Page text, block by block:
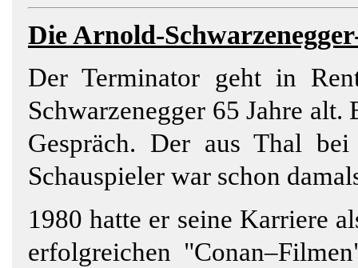
DieArnold-
Der Terminator geht in
Schwarzenegger 65 Jahre
Gespräch. Der aus Thal
Schauspieler war schon
1980 hatte er seine Karriere
erfolgreichen